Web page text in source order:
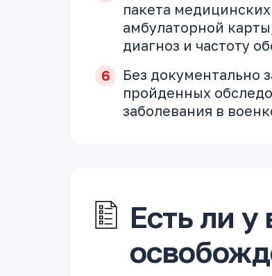
пакета
амбулаторной
диагноз и частоту
Без документально
пройденных
заболевания в
Есть ли у